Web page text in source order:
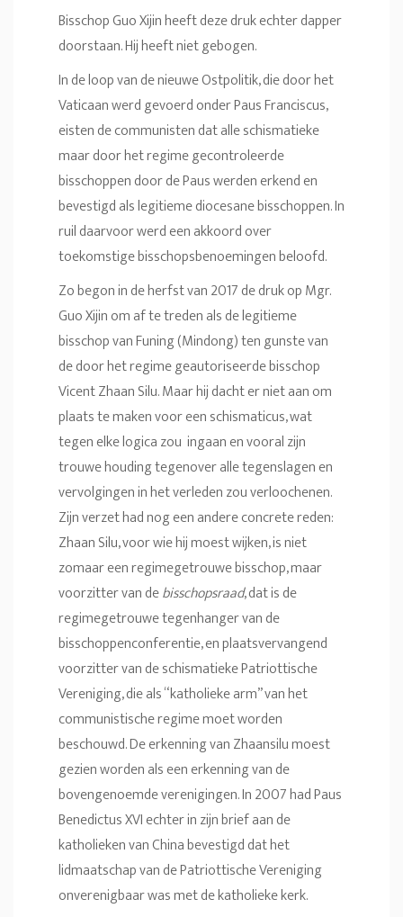
Bisschop Guo Xijin heeft deze druk echter dapper
doorstaan. Hij heeft niet gebogen.
In de loop van de nieuwe Ostpolitik, die door het
Vaticaan werd gevoerd onder Paus Franciscus,
eisten de communisten dat alle schismatieke
maar door het regime gecontroleerde
bisschoppen door de Paus werden erkend en
bevestigd als legitieme diocesane bisschoppen. In
ruil daarvoor werd een akkoord over
toekomstige bisschopsbenoemingen beloofd.
Zo begon in de herfst van 2017 de druk op Mgr.
Guo Xijin om af te treden als de legitieme
bisschop van Funing (Mindong) ten gunste van
de door het regime geautoriseerde bisschop
Vicent Zhaan Silu. Maar hij dacht er niet aan om
plaats te maken voor een schismaticus, wat
tegen elke logica zou ingaan en vooral zijn
trouwe houding tegenover alle tegenslagen en
vervolgingen in het verleden zou verloochenen.
Zijn verzet had nog een andere concrete reden:
Zhaan Silu, voor wie hij moest wijken, is niet
zomaar een regimegetrouwe bisschop, maar
voorzitter van debisschopsraad, dat is de
regimegetrouwe tegenhanger van de
bisschoppenconferentie, en plaatsvervangend
voorzitter van de schismatieke Patriottische
Vereniging, die als “katholieke arm” van het
communistische regime moet worden
beschouwd. De erkenning van Zhaansilu moest
gezien worden als een erkenning van de
bovengenoemde verenigingen. In 2007 had Paus
Benedictus XVI echter in zijn brief aan de
katholieken van China bevestigd dat het
lidmaatschap van de Patriottische Vereniging
onverenigbaar was met de katholieke kerk.